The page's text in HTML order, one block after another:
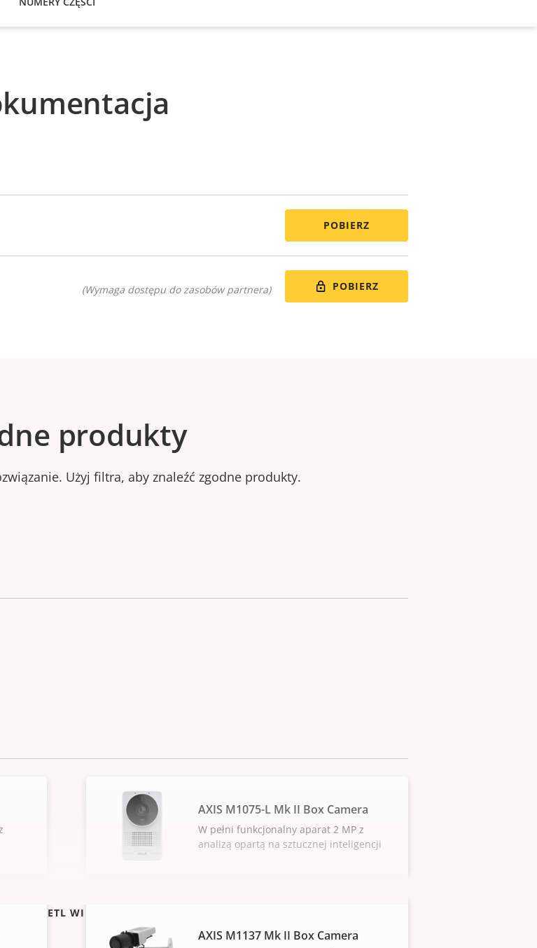
POBIERZ
(Wymaga dostępu do zasobów partnera) POBIERZ
produkty
Użyj filtra, aby znaleźć zgodne produkty.
WYŚWIETL WIĘCEJ
AXIS M1075-L Mk II Box Camera
W pełni funkcjonalny aparat 2 MP z
analizą opartą na sztucznej inteligencji
AXIS M1137 Mk II Box Camera